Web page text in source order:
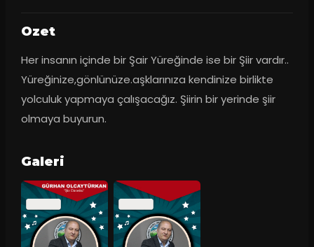
Ozet
Her insanın içinde bir Şair Yüreğinde ise bir Şiir vardır..
Yüreğinize,gönlünüze.aşklarınıza kendinize birlikte
yolculuk yapmaya çalışacağız. Şiirin bir yerinde şiir
olmaya buyurun.
Galeri